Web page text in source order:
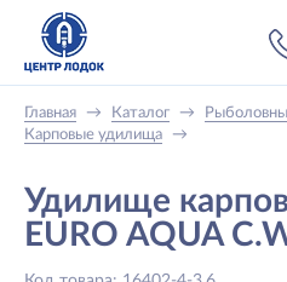
Главная → Каталог →
Карповые удилища
→
Удилище
EURO AQUA